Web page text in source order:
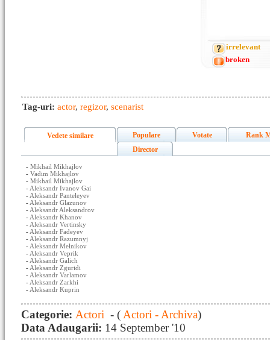
irrelevant
broken
Tag-uri: actor, regizor, scenarist
Vedete similare Populare Votate
Rank
Director
- Mikhail Mikhajlov
- Vadim Mikhajlov
- Mikhail Mikhajlov
- Aleksandr Ivanov Gai
- Aleksandr Panteleyev
- Aleksandr Glazunov
- Aleksandr Aleksandrov
- Aleksandr Khanov
- Aleksandr Vertinsky
- Aleksandr Fadeyev
- Aleksandr Razumnyj
- Aleksandr Melnikov
- Aleksandr Veprik
- Aleksandr Galich
- Aleksandr Zguridi
- Aleksandr Varlamov
- Aleksandr Zarkhi
- Aleksandr Kuprin
Categorie: Actori - ( Actori - Archiva)
Data Adaugarii: 14 September '10